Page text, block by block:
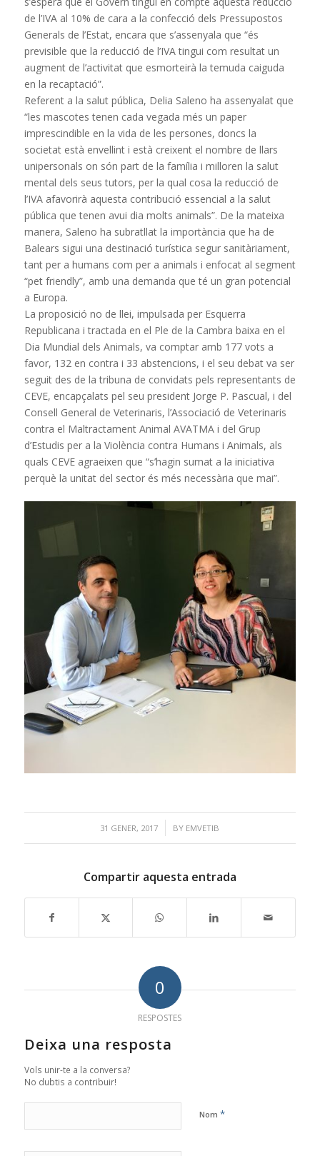
de l’IVA al 10% de cara a la confecció dels Pressupostos
Generals de l’Estat, encara que s’assenyala que “és
previsible que la reducció de l’IVA tingui com resultat un
augment de l’activitat que esmorteirà la temuda caiguda
en la recaptació”.
Referent a la salut pública, Delia Saleno ha assenyalat que
“les mascotes tenen cada vegada més un paper
imprescindible en la vida de les persones, doncs la
societat està envellint i està creixent el nombre de llars
unipersonals on són part de la família i milloren la salut
mental dels seus tutors, per la qual cosa la reducció de
l’IVA afavorirà aquesta contribució essencial a la salut
pública que tenen avui dia molts animals”. De la mateixa
manera, Saleno ha subratllat la importància que ha de
Balears sigui una destinació turística segur sanitàriament,
tant per a humans com per a animals i enfocat al segment
“pet friendly”, amb una demanda que té un gran potencial
a Europa.
La proposició no de llei, impulsada per Esquerra
Republicana i tractada en el Ple de la Cambra baixa en el
Dia Mundial dels Animals, va comptar amb 177 vots a
favor, 132 en contra i 33 abstencions, i el seu debat va ser
seguit des de la tribuna de convidats pels representants de
CEVE, encapçalats pel seu president Jorge P. Pascual, i del
Consell General de Veterinaris, l’Associació de Veterinaris
contra el Maltractament Animal AVATMA i del Grup
d’Estudis per a la Violència contra Humans i Animals, als
quals CEVE agraeixen que “s’hagin sumat a la iniciativa
perquè la unitat del sector és més necessària que mai”.
31 GENER, 2017
/ BY EMVETIB
Compartir aquesta entrada
0
RESPOSTES
Deixa una resposta
Vols unir-te a la conversa?
No dubtis a contribuir!
Nom *